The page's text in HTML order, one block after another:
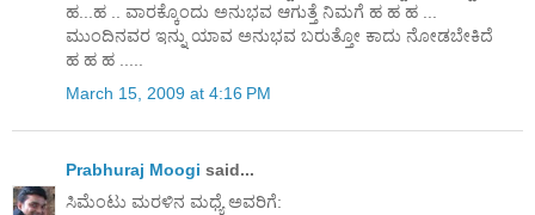
ಹ...ಹ .. ವಾರಕ್ಕೊಂದು ಅನುಭವ ಆಗುತ್ತೆ ನಿಮಗೆ ಹ ಹ ಹ ...
ಮುಂದಿನವರ ಇನ್ನು ಯಾವ ಅನುಭವ ಬರುತ್ತೋ ಕಾದು ನೋಡಬೇಕಿದೆ
ಹ ಹ ಹ .....
March 15, 2009 at 4:16 PM
Prabhuraj Moogi said...
ಸಿಮೆಂಟು ಮರಳಿನ ಮಧ್ಯೆ ಅವರಿಗೆ: